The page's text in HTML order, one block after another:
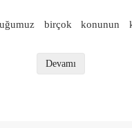
birçok konunun
Devamı